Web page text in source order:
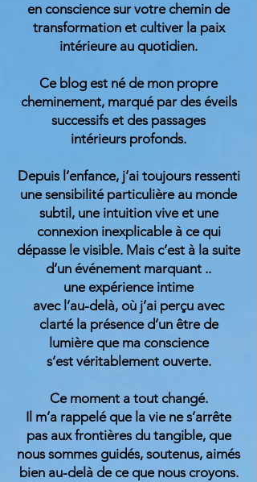
en conscience sur votre chemin de
transformation et cultiver la paix
intérieure au quotidien.
Ce blog est né de mon propre
cheminement, marqué par des éveils
successifs et des passages
intérieurs profonds.
Depuis l’enfance, j’ai toujours ressenti
une sensibilité particulière au monde
subtil, une intuition vive et une
connexion inexplicable à ce qui
dépasse le visible. Mais c’est à la suite
d’un événement marquant ..
une expérience intime
avec l’au-delà, où j’ai perçu avec
clarté la présence d’un être de
lumière que ma conscience
s’est véritablement ouverte.
Ce moment a tout changé.
Il m’a rappelé que la vie ne s’arrête
pas aux frontières du tangible, que
nous sommes guidés, soutenus, aimés
bien au-delà de ce que nous croyons.